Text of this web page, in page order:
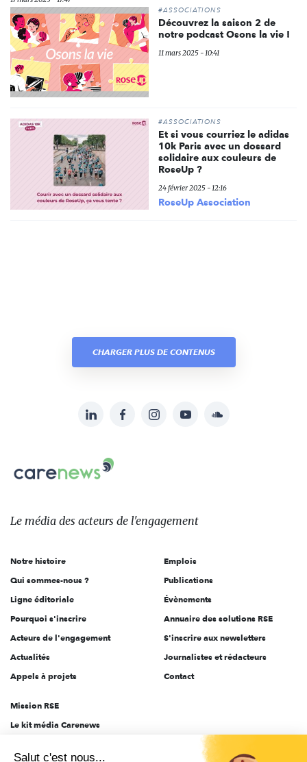
#ASSOCIATIONS
Découvrez la saison 2 de
notre podcast Osons la vie !
11 mars 2025 - 10:41
#ASSOCIATIONS
Et si vous courriez le adidas
10k Paris avec un dossard
solidaire aux couleurs de
RoseUp ?
24 février 2025 - 12:16
RoseUp Association
CHARGER PLUS DE CONTENUS
sur:
LinkedInFacebookInstagramYouTubeSoundcloud
Carenews,
Le
des
l'engagement
Le média des acteurs de l'engagement
Notre histoire
Qui sommes-nous ?
Ligne éditoriale
Pourquoi s'inscrire
Acteurs de l'engagement
Actualités
Appels à projets
Emplois
Publications
Évènements
Annuaire des solutions RSE
S'inscrire aux newsletters
Journalistes et rédacteurs
Contact
Mission RSE
Le kit média Carenews
Salut c'est nous...